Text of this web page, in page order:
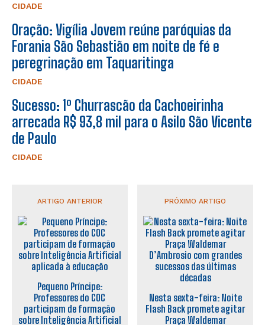
CIDADE
Oração: Vigília Jovem reúne paróquias da
Forania São Sebastião em noite de fé e
peregrinação em Taquaritinga
CIDADE
Sucesso: 1º Churrascão da Cachoeirinha
arrecada R$ 93,8 mil para o Asilo São Vicente
de Paulo
CIDADE
ARTIGO ANTERIOR
Pequeno Príncipe:
Professores do COC
participam de formação
sobre Inteligência Artificial
PRÓXIMO ARTIGO
Nesta sexta-feira: Noite
Flash Back promete agitar
Praça Waldemar